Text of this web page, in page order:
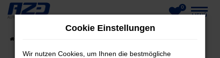
Zum
springen
0
MENÜ
Cookie Einstellungen
Wir nutzen Cookies, um Ihnen die bestmögliche